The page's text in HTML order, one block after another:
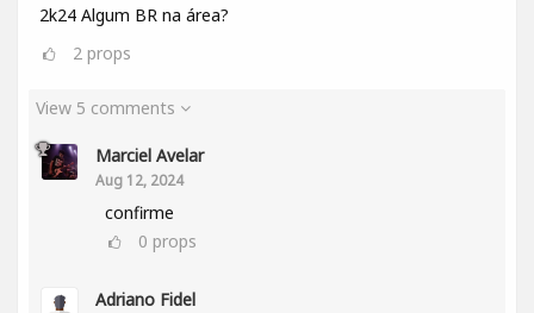
2k24 Algum BR na área?
2 props
View 5 comments
Marciel Avelar
Aug 12, 2024
confirme
0 props
Adriano Fidel